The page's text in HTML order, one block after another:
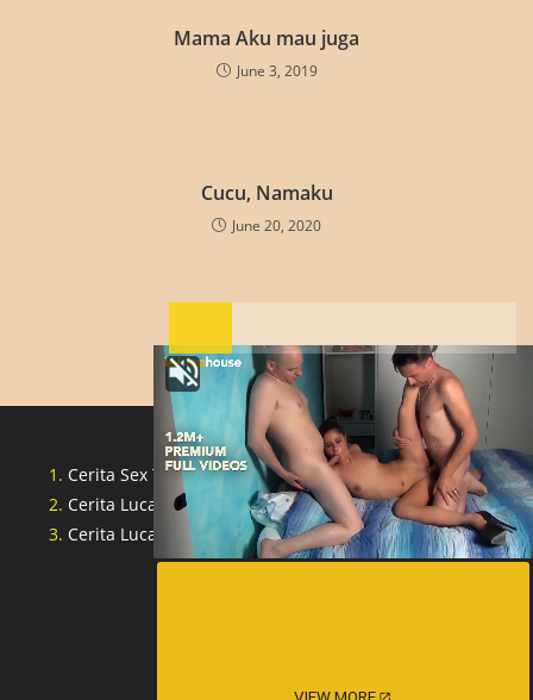
Mama Aku mau juga
June 3, 2019
Cucu, Namaku
June 20, 2020
Cerita Sex Tante Indonesia
Cerita Lucah Singapore
Cerita Lucah Indonesia